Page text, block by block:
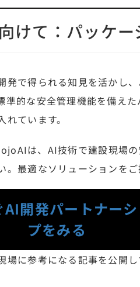
けて：パッケ
発で得られる知見を活かし
準的な安全管理機能を備え
ています。
は、AI技術で建設現場
。最適なソリューションを
AI開発パートナーシ
プをみる
場に参考になる記事を公開